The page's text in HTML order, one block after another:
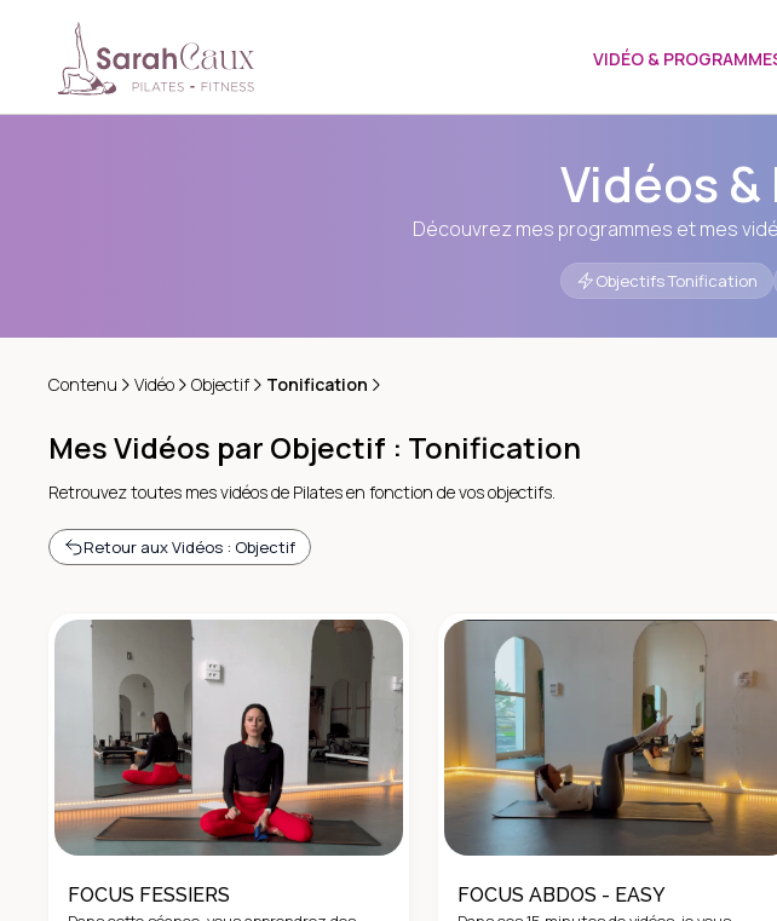
VIDÉO &
Vidéos
Découvrez mes programmes et mes
Objectifs Tonification
Contenu Vidéo Objectif Tonification
Mes Vidéos par Objectif : Tonification
Retrouvez toutes mes vidéos de Pilates en fonction de vos objectifs.
Retour aux Vidéos : Objectif
FOCUS FESSIERS FOCUS ABDOS - EASY